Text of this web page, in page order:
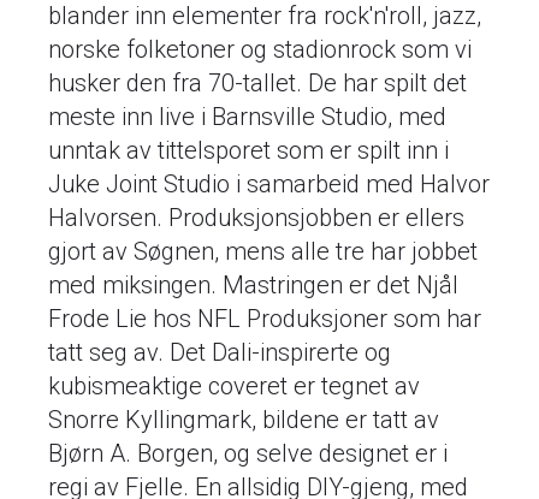
blander inn elementer fra rock'n'roll, jazz,
norske folketoner og stadionrock som vi
husker den fra 70-tallet. De har spilt det
meste inn live i Barnsville Studio, med
unntak av tittelsporet som er spilt inn i
Juke Joint Studio i samarbeid med Halvor
Halvorsen. Produksjonsjobben er ellers
gjort av Søgnen, mens alle tre har jobbet
med miksingen. Mastringen er det Njål
Frode Lie hos NFL Produksjoner som har
tatt seg av. Det Dali-inspirerte og
kubismeaktige coveret er tegnet av
Snorre Kyllingmark, bildene er tatt av
Bjørn A. Borgen, og selve designet er i
regi av Fjelle. En allsidig DIY-gjeng, med